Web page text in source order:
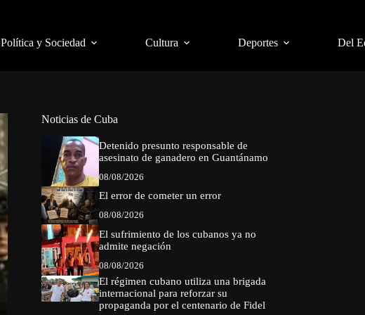
Política y Sociedad Cultura Deportes Del
Noticias de Cuba
Detenido presunto responsable de
asesinato de ganadero en Guantánamo
08/08/2026
El error de cometer un error
08/08/2026
El sufrimiento de los cubanos ya no
admite negación
08/08/2026
El régimen cubano utiliza una brigada
internacional para reforzar su
propaganda por el centenario de Fidel